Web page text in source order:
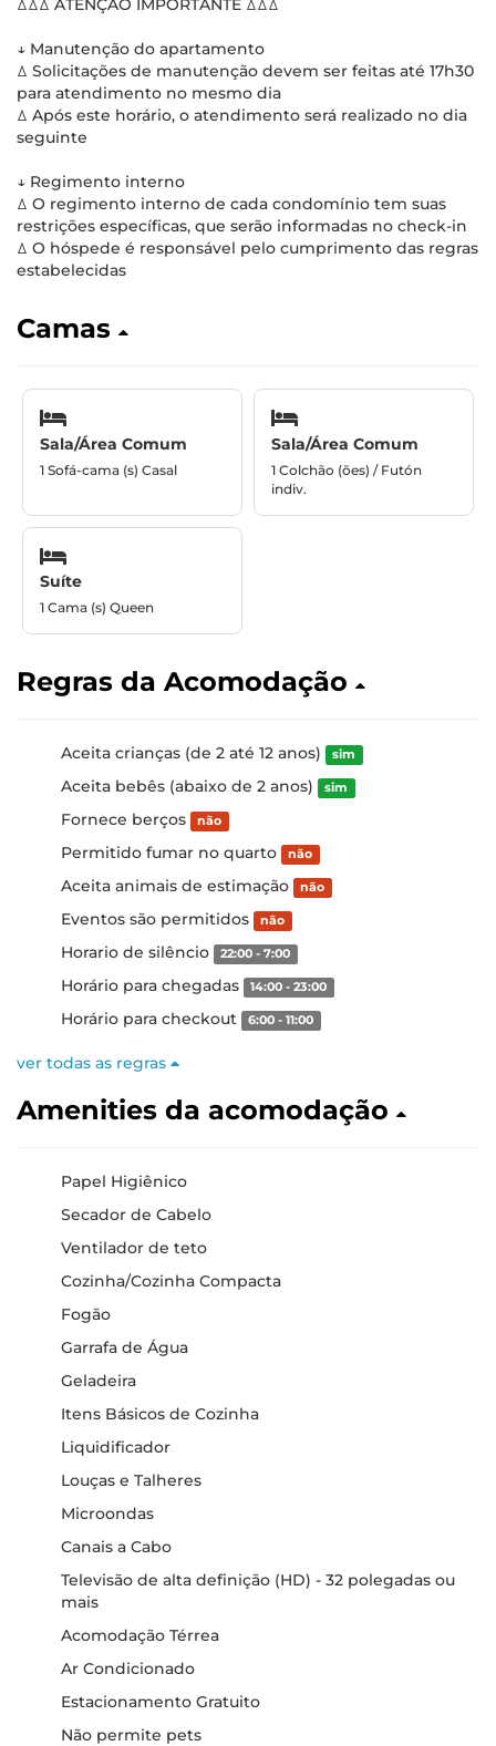
ꕔꕔꕔ ATENÇÃO IMPORTANTE ꕔꕔꕔ
↓ Manutenção do apartamento
ꕔ Solicitações de manutenção devem ser feitas até 17h30
para atendimento no mesmo dia
ꕔ Após este horário, o atendimento será realizado no dia
seguinte
↓ Regimento interno
ꕔ O regimento interno de cada condomínio tem suas
restrições específicas, que serão informadas no check-in
ꕔ O hóspede é responsável pelo cumprimento das regras
estabelecidas
Camas
Sala/Área Comum
1 Sofá-cama (s) Casal
Sala/Área Comum
1 Colchão (ões) / Futón
indiv.
Suíte
1 Cama (s) Queen
Regras da Acomodação
Aceita crianças (de 2 até 12 anos) sim
Aceita bebês (abaixo de 2 anos) sim
Fornece berços não
Permitido fumar no quarto não
Aceita animais de estimação não
Eventos são permitidos não
Horario de silêncio 22:00 - 7:00
Horário para chegadas 14:00 - 23:00
Horário para checkout 6:00 - 11:00
ver todas as regras
Amenities da acomodação
Papel Higiênico
Secador de Cabelo
Ventilador de teto
Cozinha/Cozinha Compacta
Fogão
Garrafa de Água
Geladeira
Itens Básicos de Cozinha
Liquidificador
Louças e Talheres
Microondas
Canais a Cabo
Televisão de alta definição (HD) - 32 polegadas ou
mais
Acomodação Térrea
Ar Condicionado
Estacionamento Gratuito
Não permite pets